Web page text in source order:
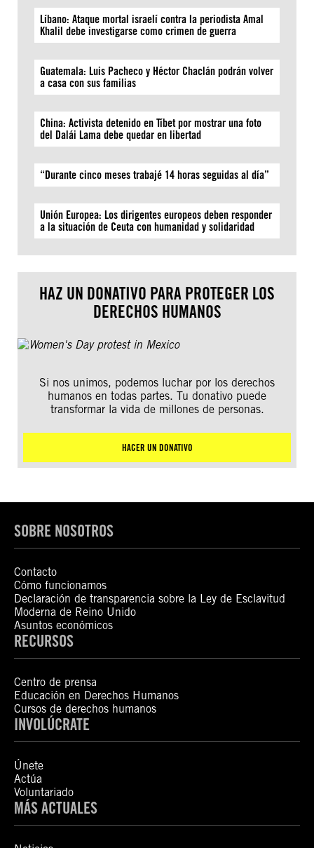
Líbano: Ataque mortal israelí contra la periodista Amal
Khalil debe investigarse como crimen de guerra
Guatemala: Luis Pacheco y Héctor Chaclán podrán volver
a casa con sus familias
China: Activista detenido en Tíbet por mostrar una foto
del Dalái Lama debe quedar en libertad
“Durante cinco meses trabajé 14 horas seguidas al día”
Unión Europea: Los dirigentes europeos deben responder
a la situación de Ceuta con humanidad y solidaridad
HAZ UN DONATIVO PARA PROTEGER LOS
DERECHOS HUMANOS
Si nos unimos, podemos luchar por los derechos
humanos en todas partes. Tu donativo puede
transformar la vida de millones de personas.
HACER UN DONATIVO
SOBRE NOSOTROS
Contacto
Cómo funcionamos
Declaración de transparencia sobre la Ley de Esclavitud
Moderna de Reino Unido
Asuntos económicos
RECURSOS
Centro de prensa
Educación en Derechos Humanos
Cursos de derechos humanos
INVOLÚCRATE
Únete
Actúa
Voluntariado
MÁS ACTUALES